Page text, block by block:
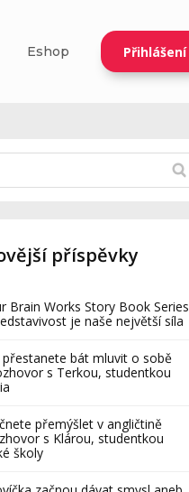
Eshop Přihlášení
příspěvky
Brain Works Story Book Series
je naše největší síla
přestanete bát mluvit o sobě
s Terkou, studentkou
přemýšlet v angličtině
s Klárou, studentkou
školy